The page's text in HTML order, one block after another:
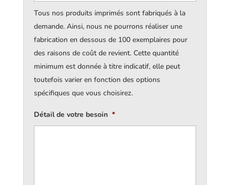
Tous nos produits imprimés sont fabriqués à la
demande. Ainsi, nous ne pourrons réaliser une
fabrication en dessous de 100 exemplaires pour
des raisons de coût de revient. Cette quantité
minimum est donnée à titre indicatif, elle peut
toutefois varier en fonction des options
spécifiques que vous choisirez.
Détail de votre besoin *